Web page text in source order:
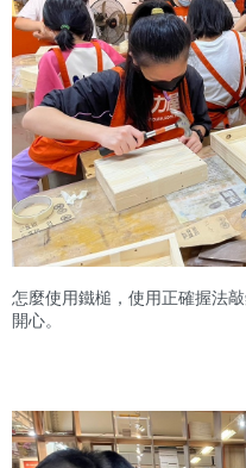
怎麼使用鐵槌，使用正確握法
開心。